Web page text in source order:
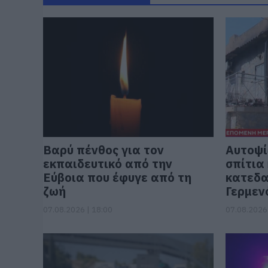
Βαρύ πένθος για τον
εκπαιδευτικό από την
Εύβοια που έφυγε από τη
ζωή